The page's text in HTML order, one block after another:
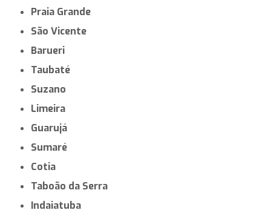
Praia Grande
São Vicente
Barueri
Taubaté
Suzano
Limeira
Guarujá
Sumaré
Cotia
Taboão da Serra
Indaiatuba